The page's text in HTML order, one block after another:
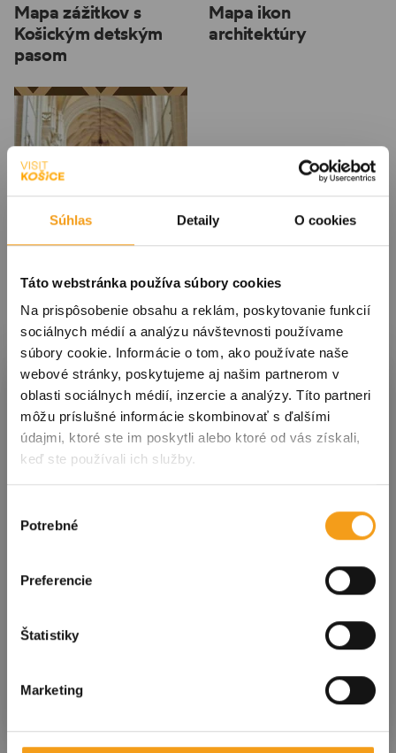
Súhlas Detaily O cookies
Táto webstránka používa súbory cookies
Na prispôsobenie obsahu a reklám, poskytovanie funkcií
sociálnych médií a analýzu návštevnosti používame
súbory cookie. Informácie o tom, ako používate naše
webové stránky, poskytujeme aj našim partnerom v
oblasti sociálnych médií, inzercie a analýzy. Títo partneri
môžu príslušné informácie skombinovať s ďalšími
údajmi, ktoré ste im poskytli alebo ktoré od vás získali,
keď ste používali ich služby.
súhlasu
Potrebné
Preferencie
Štatistiky
Marketing
Mapa zážitkov s
Košickým detským
pasom
Mapa ikon
architektúry
Mapa sakrálnych
Košíc
Brožúry
Prihláste sa k odberu noviniek
S nami ste vždy v obraze! Prihláste sa na odber
noviniek a dostávajte tie
informácie o podujatiach a dianí v mestepriamo
spracovaním
Potvrdiť